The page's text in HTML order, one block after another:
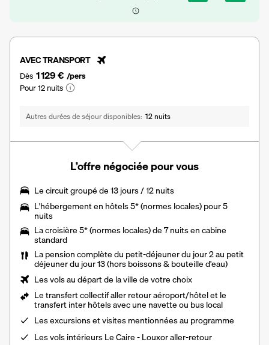
AVEC TRANSPORT
Dès 1 129 € /pers
Pour 12 nuits
Autres durées de séjour disponibles 12 nuits
L’offre négociée pour vous
Lecircuit groupé de 13 jours / 12 nuits
L'hébergement en hôtels 5* (normes locales) pour 5
nuits
Lacroisière 5* (normes locales) de 7 nuitsen cabine
standard
Lapension complètedu petit-déjeuner du jour 2 au petit
déjeuner du jour 13 (hors boissons & bouteille d'eau)
Les vols au départ de la ville de votre choix
Letransfert collectif aller retour aéroport/hôtel et le
transfert inter hôtelsavec une navette ou bus local
Les excursions et visites mentionnées au programme
Lesvols intérieurs Le Caire - Louxoraller-retour